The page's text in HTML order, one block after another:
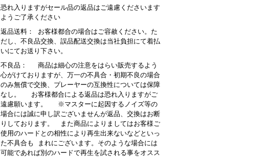
恐れ入りますがセール品の返品はご遠慮くださいます
ようご了承ください
返品送料： お客様都合の場合はご容赦ください。た
だし、不良品交換、誤品配送交換は当社負担にて着払
いにてお送り下さい。
不良品： 商品は細心の注意をはらい販売するよう
心がけておりますが、万一の不具合・初期不良の場合
のみ無償で交換、プレーヤーの互換性については保障
なし。 お客様都合による返品は恐れ入りますがご
遠慮願います。 ※マスターに起因するノイズ等の
場合には誠に申し訳ございませんが返品、交換はお断
りしております。 また商品によりましてはお客様ご
使用のハードとの相性により再生出来ないなどといっ
た不具合も まれにございます。そのような場合には
可能であれば別のハードで再生を試される事をオスス